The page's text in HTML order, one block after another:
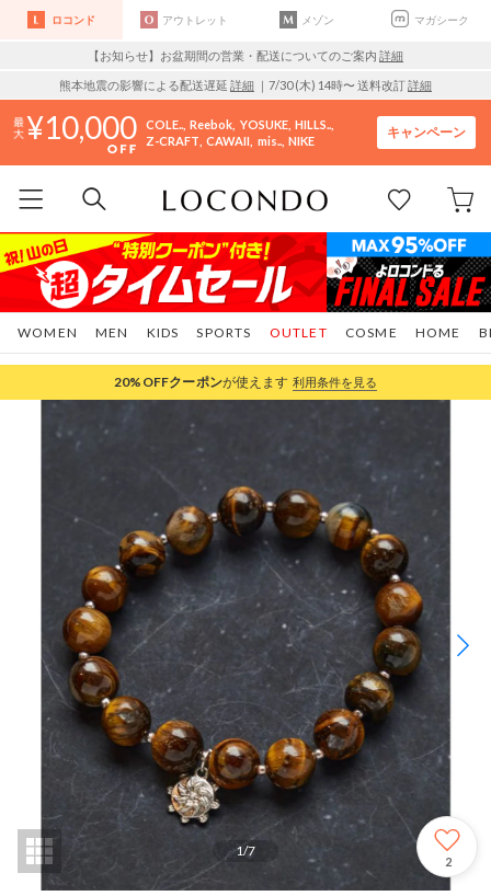
ロコンド アウトレット メゾン マガシーク
【お知らせ】お盆期間の営業・配送についてのご案内 詳細
熊本地震の影響による配送遅延 詳細 ｜7/30 (木) 14時〜 送料改訂詳細
10,000 COLE.. Reebok YOSUKE HILLS..
Z-CRAFT CAWAII mis.. NIKE
キャンペーン
WOMEN MEN KIDS SPORTS COSME HOME
OUTLET
20%OFFクーポンが使えます 利用条件を見る
1/7
2